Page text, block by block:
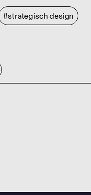
#strategisch design